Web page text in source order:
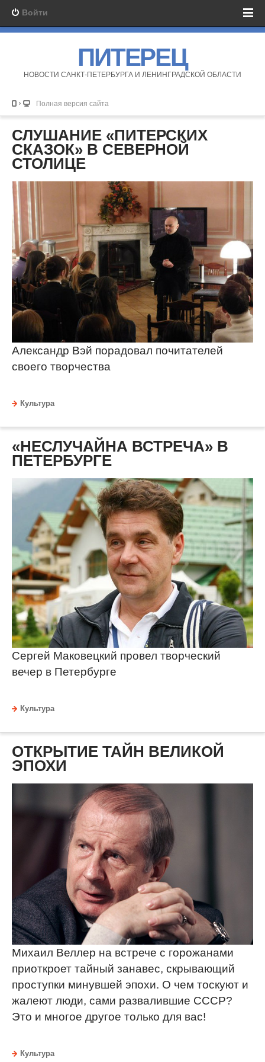
Войти
ПИТЕРЕЦ
НОВОСТИ САНКТ-ПЕТЕРБУРГА И ЛЕНИНГРАДСКОЙ ОБЛАСТИ
Полная версия сайта
СЛУШАНИЕ «ПИТЕРСКИХ
СКАЗОК» В СЕВЕРНОЙ
СТОЛИЦЕ
Александр Вэй порадовал почитателей
своего творчества
Культура
«НЕСЛУЧАЙНА ВСТРЕЧА» В
ПЕТЕРБУРГЕ
Сергей Маковецкий провел творческий
вечер в Петербурге
Культура
ОТКРЫТИЕ ТАЙН ВЕЛИКОЙ
ЭПОХИ
Михаил Веллер на встрече с горожанами
приоткроет тайный занавес, скрывающий
проступки минувшей эпохи. О чем тоскуют и
жалеют люди, сами развалившие СССР?
Это и многое другое только для вас!
Культура